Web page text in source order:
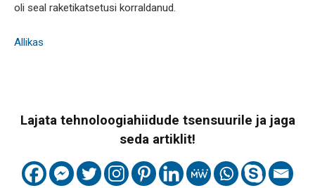
oli seal raketikatsetusi korraldanud.
Allikas
Lajata tehnoloogiahiidude tsensuurile ja jaga
seda artiklit!